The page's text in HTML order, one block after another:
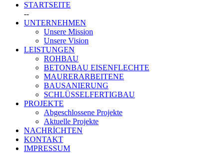
STARTSEITE
--
UNTERNEHMEN
Unsere Mission
Unsere Vision
LEISTUNGEN
ROHBAU
BETONBAU EISENFLECHTE
MAURERARBEITENE
BAUSANIERUNG
SCHLÜSSELFERTIGBAU
PROJEKTE
Abgeschlossene Projekte
Aktuelle Projekte
NACHRİCHTEN
KONTAKT
IMPRESSUM